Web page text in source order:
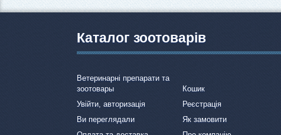
Каталог зоотоварів
Ветеринарні препарати та
зоотовары
Кошик
Увійти, авторизація
Реєстрація
Ви переглядали
Як замовити